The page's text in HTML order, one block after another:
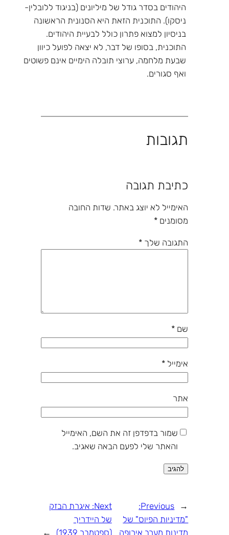
היהודים בסדר גודל של מיליונים (בניגוד ללובלין-
ניסקו). התוכנית הזאת היא הסנונית הראשונה
בניסיון למצוא פתרון כולל לבעיית היהודים.
התוכנית, בסופו של דבר, לא יצאה לפועל כיוון
שבעת מלחמה, ערוצי תובלה הימיים אינם פשוטים
ואף סגורים.
תגובות
כתיבת תגובה
האימייל לא יוצג באתר. שדות החובה
מסומנים *
התגובה שלך *
שם *
אימייל *
אתר
שמור בדפדפן זה את השם, האימייל
והאתר שלי לפעם הבאה שאגיב.
←
Previous:
"מדיניות הפיוס" של
מדינות מערב אירופה
Next: איגרת הבזק
של היידריך
(ספטמבר 1939)
→